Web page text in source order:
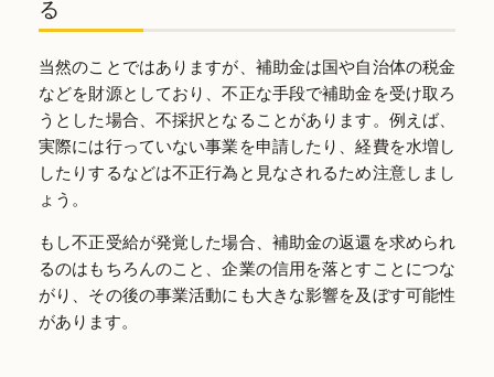
る
当然のことではありますが、補助金は国や自治体の税金
などを財源としており、不正な手段で補助金を受け取ろ
うとした場合、不採択となることがあります。例えば、
実際には行っていない事業を申請したり、経費を水増し
したりするなどは不正行為と見なされるため注意しまし
ょう。
もし不正受給が発覚した場合、補助金の返還を求められ
るのはもちろんのこと、企業の信用を落とすことにつな
がり、その後の事業活動にも大きな影響を及ぼす可能性
があります。